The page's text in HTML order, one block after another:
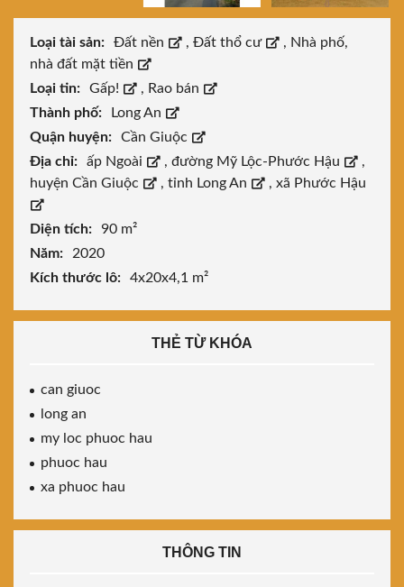
Loại tài sản: Đất nền , Đất thổ cư , Nhà phố,
nhà đất mặt tiền
Loại tin:
Gấp! , Rao bán
Thành phố:
Long An
Quận huyện:
Cần Giuộc
Địa chỉ:
ấp Ngoài , đường Mỹ Lộc-Phước Hậu
,
huyện Cần Giuộc
, tỉnh Long An , xã Phước Hậu
Diện tích:
90 m²
Năm:
2020
Kích thước lô:
4x20x4,1 m²
THẺ TỪ KHÓA
can giuoc
long an
my loc phuoc hau
phuoc hau
xa phuoc hau
THÔNG TIN